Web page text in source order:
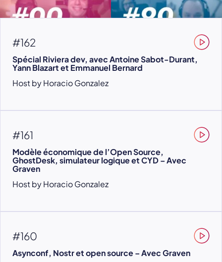
#162
Spécial Riviera dev, avec Antoine Sabot-Durant,
Yann Blazart et Emmanuel Bernard
Host by Horacio Gonzalez
#161
Modèle économique de l’Open Source,
GhostDesk, simulateur logique et CYD – Avec
Graven
Host by Horacio Gonzalez
#160
Asynconf, Nostr et open source – Avec Graven